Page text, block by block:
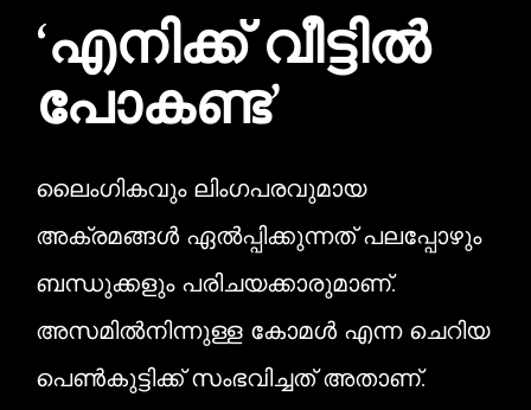
‘എനിക്ക് വീട്ടിൽ
പോകണ്ട’
ലൈംഗികവും ലിംഗപരവുമായ
അക്രമങ്ങൾ ഏൽ‌പ്പിക്കുന്നത് പലപ്പോഴും
ബന്ധുക്കളും പരിചയക്കാരുമാണ്.
അസമിൽനിന്നുള്ള കോമൾ എന്ന ചെറിയ
പെൺകുട്ടിക്ക് സംഭവിച്ചത് അതാണ്.